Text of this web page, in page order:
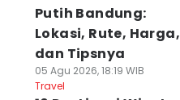
Putih Bandung:
Lokasi, Rute, Harga,
dan Tipsnya
05 Agu 2026, 18:19 WIB
Travel